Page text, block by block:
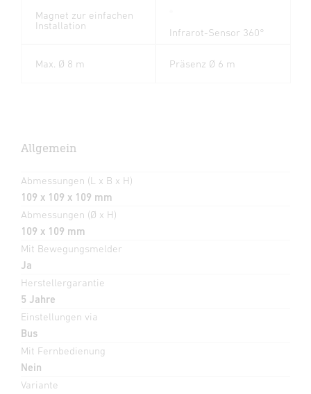
Magnet zur einfachen
Installation
Infrarot-Sensor 360°
Max. Ø 8 m Präsenz Ø 6 m
Allgemein
Abmessungen (L x B x H)
109 x 109 x 109 mm
Abmessungen (Ø x H)
109 x 109 mm
Mit Bewegungsmelder
Ja
Herstellergarantie
5 Jahre
Einstellungen via
Bus
Mit Fernbedienung
Nein
Variante